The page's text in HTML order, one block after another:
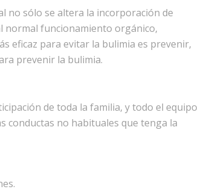
no sólo se altera la incorporación de
normal funcionamiento orgánico,
eficaz para evitar la bulimia es prevenir,
prevenir la bulimia.
de toda la familia, y todo el equipo
conductas no habituales que tenga la